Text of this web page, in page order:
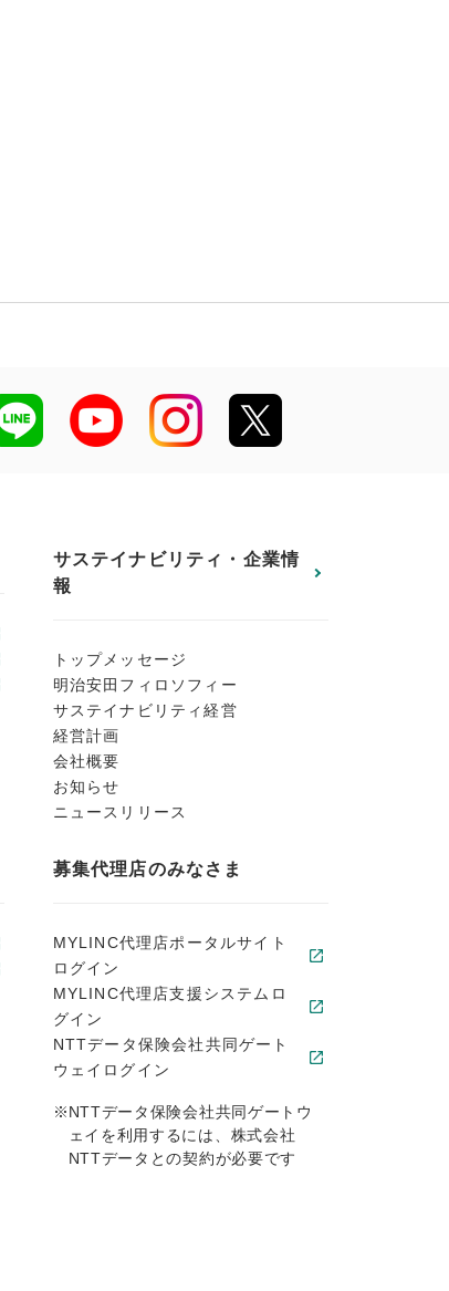
サステイナビリティ・企業情
報
トップメッセージ
明治安田フィロソフィー
サステイナビリティ経営
経営計画
会社概要
お知らせ
ニュースリリース
募集代理店のみなさま
MYLINC代理店ポータルサイト
ログイン
MYLINC代理店支援システムロ
グイン
NTTデータ保険会社共同ゲート
ウェイログイン
※NTTデータ保険会社共同ゲートウ
ェイを利用するには、株式会社
NTTデータとの契約が必要です